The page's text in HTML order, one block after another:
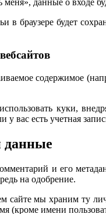
в браузере будет
содержимое
куки,
вас есть учетная
данные
и его
на одобрение.
сайте мы храним ту
имени